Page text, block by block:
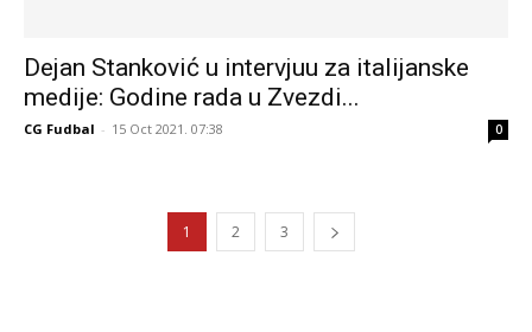
Dejan Stanković u intervjuu za italijanske
medije: Godine rada u Zvezdi...
CG Fudbal - 15 Oct 2021. 07:38 0
1 2 3